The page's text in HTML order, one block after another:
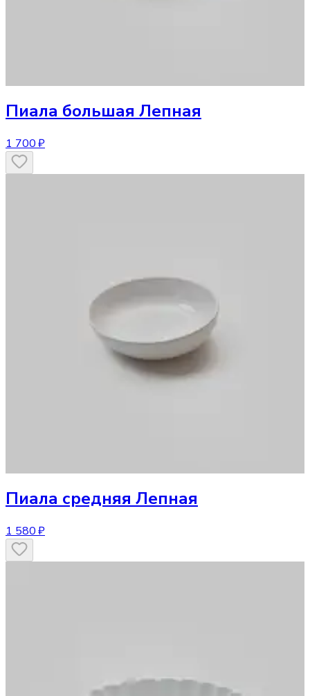
Пиала большая Лепная
1 700 ₽
Пиала средняя Лепная
1 580 ₽